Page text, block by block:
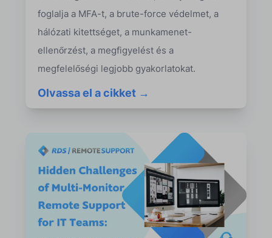
foglalja a MFA-t, a brute-force védelmet, a
hálózati kitettséget, a munkamenet-
ellenőrzést, a megfigyelést és a
megfelelőségi legjobb gyakorlatokat.
Olvassa el a cikket →